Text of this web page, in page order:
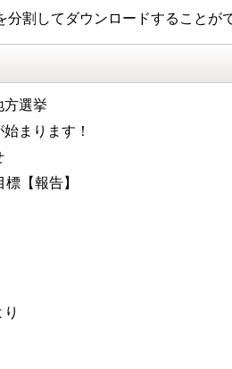
割してダウンロードすることが
選挙
まります！
【報告】